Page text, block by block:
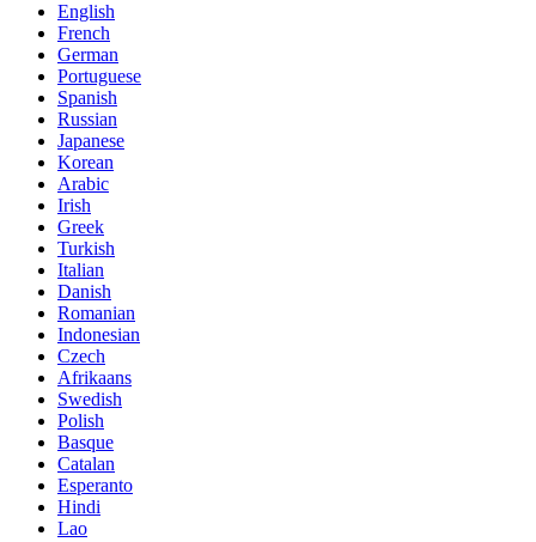
English
French
German
Portuguese
Spanish
Russian
Japanese
Korean
Arabic
Irish
Greek
Turkish
Italian
Danish
Romanian
Indonesian
Czech
Afrikaans
Swedish
Polish
Basque
Catalan
Esperanto
Hindi
Lao